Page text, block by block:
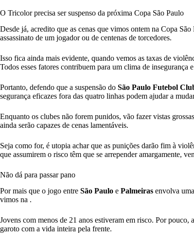
O Tricolor precisa ser suspenso da próxima Copa São Paulo
Desde já, acredito que as cenas que vimos ontem na Copa
assassinato de um jogador ou de centenas de torcedores.
Isso fica ainda mais evidente, quando vemos as taxas de
Todos esses fatores contribuem para um clima de insegurança
Portanto, defendo que a suspensão do São Paulo Futebol
segurança eficazes fora das quatro linhas podem ajudar a
Enquanto os clubes não forem punidos, vão fazer vistas
ainda serão capazes de cenas lamentáveis.
Seja como for, é utopia achar que as punições darão fim à
que assumirem o risco têm que se arrepender amargamente,
Não dá para passar pano
Por mais que o jogo entre São Paulo e Palmeiras envolva
vimos na .
Jovens com menos de 21 anos estiveram em risco. Por
garoto com a vida inteira pela frente.